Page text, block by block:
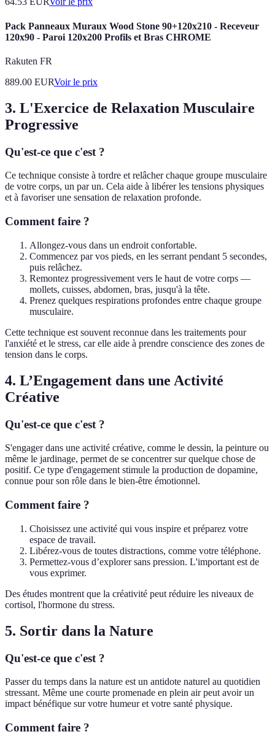
Pack Panneaux Muraux Wood Stone 90+120x210 - Receveur
120x90 - Paroi 120x200 Profils et Bras CHROME
Rakuten FR
889.00 EURVoir le prix
3. L'Exercice de Relaxation Musculaire
Progressive
Qu'est-ce que c'est ?
Ce technique consiste à tordre et relâcher chaque groupe musculaire
de votre corps, un par un. Cela aide à libérer les tensions physiques
et à favoriser une sensation de relaxation profonde.
Comment faire ?
Allongez-vous dans un endroit confortable.
Commencez par vos pieds, en les serrant pendant 5 secondes,
puis relâchez.
Remontez progressivement vers le haut de votre corps —
mollets, cuisses, abdomen, bras, jusqu'à la tête.
Prenez quelques respirations profondes entre chaque groupe
musculaire.
Cette technique est souvent reconnue dans les traitements pour
l'anxiété et le stress, car elle aide à prendre conscience des zones de
tension dans le corps.
4. L’Engagement dans une Activité
Créative
Qu'est-ce que c'est ?
S'engager dans une activité créative, comme le dessin, la peinture ou
même le jardinage, permet de se concentrer sur quelque chose de
positif. Ce type d'engagement stimule la production de dopamine,
connue pour son rôle dans le bien-être émotionnel.
Comment faire ?
Choisissez une activité qui vous inspire et préparez votre
espace de travail.
Libérez-vous de toutes distractions, comme votre téléphone.
Permettez-vous d’explorer sans pression. L'important est de
vous exprimer.
Des études montrent que la créativité peut réduire les niveaux de
cortisol, l'hormone du stress.
5. Sortir dans la Nature
Qu'est-ce que c'est ?
Passer du temps dans la nature est un antidote naturel au quotidien
stressant. Même une courte promenade en plein air peut avoir un
impact bénéfique sur votre humeur et votre santé physique.
Comment faire ?